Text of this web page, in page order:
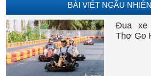
BÀI VIẾT NGẪU NHIÊN
Đua xe
Thơ Go